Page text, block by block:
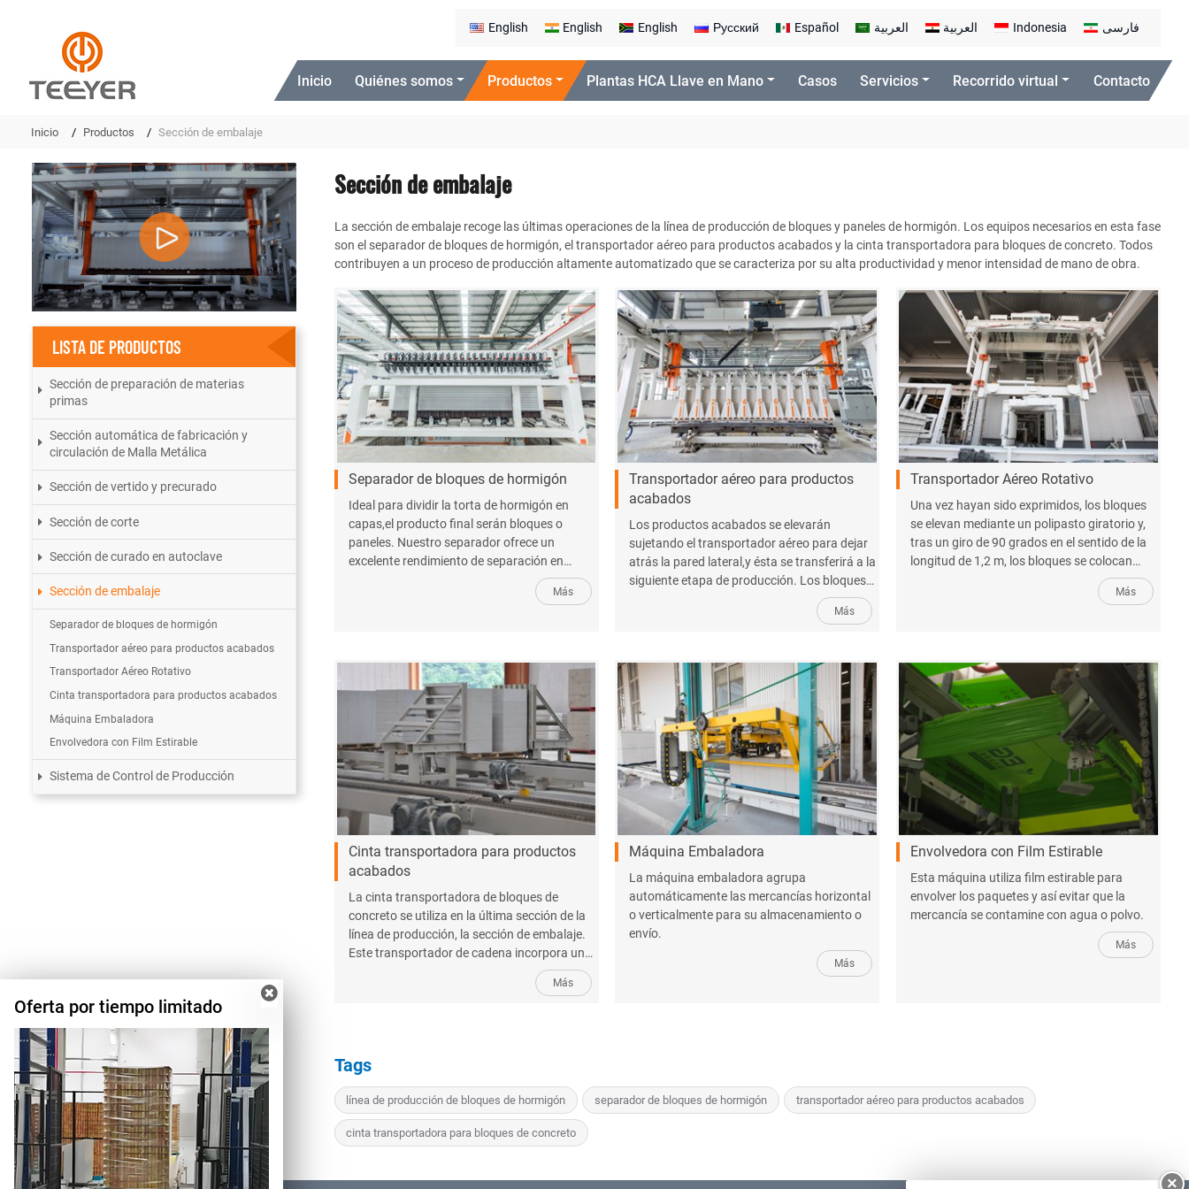
English English English Русский Español العربية العربية Indonesia فارسی
Inicio Quiénes somos Productos Plantas HCA Llave en Mano Casos Servicios Recorrido virtual Contacto
Inicio Productos Sección de embalaje
Sección de embalaje
La sección de embalaje recoge las últimas operaciones de la línea de producción de bloques y paneles de hormigón. Los equipos necesarios en esta fase
son el separador de bloques de hormigón, el transportador aéreo para productos acabados y la cinta transportadora para bloques de concreto. Todos
contribuyen a un proceso de producción altamente automatizado que se caracteriza por su alta productividad y menor intensidad de mano de obra.
Separador de bloques de hormigón
Ideal para dividir la torta de hormigón en
capas,el producto final serán bloques o
paneles. Nuestro separador ofrece un
excelente rendimiento de separación en
bloques y paneles de hormigón con una gran
Más
Transportador aéreo para productos
acabados
Los productos acabados se elevarán
sujetando el transportador aéreo para dejar
atrás la pared lateral,y ésta se transferirá a la
siguiente etapa de producción. Los bloques
se colocarán en el exprimidor de bloques
móvil,y los paneles se colocarán en el
Más
Transportador Aéreo Rotativo
Una vez hayan sido exprimidos, los bloques
se elevan mediante un polipasto giratorio y,
tras un giro de 90 grados en el sentido de la
longitud de 1,2 m, los bloques se colocan
Más
Cinta transportadora para productos
acabados
La cinta transportadora de bloques de
concreto se utiliza en la última sección de la
línea de producción, la sección de embalaje.
Este transportador de cadena incorpora un
dispositivo de apilamiento y trabaja en
sincronía con el transportador aéreo para
Más
Máquina Embaladora
La máquina embaladora agrupa
automáticamente las mercancías horizontal
o verticalmente para su almacenamiento o
envío.
Más
Envolvedora con Film Estirable
Esta máquina utiliza film estirable para
envolver los paquetes y así evitar que la
mercancía se contamine con agua o polvo.
Más
Tags
línea de producción de bloques de hormigón separador de bloques de hormigón transportador aéreo para productos acabados
cinta transportadora para bloques de concreto
LISTA DE PRODUCTOS
Sección de preparación de materias
primas
Sección automática de fabricación y
circulación de Malla Metálica
Sección de vertido y precurado
Sección de corte
Sección de curado en autoclave
Sección de embalaje
Separador de bloques de hormigón
Transportador aéreo para productos acabados
Transportador Aéreo Rotativo
Cinta transportadora para productos acabados
Máquina Embaladora
Envolvedora con Film Estirable
Sistema de Control de Producción
Oferta por tiempo limitado
×